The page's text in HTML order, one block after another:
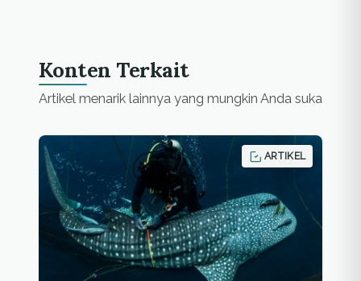
Konten Terkait
Artikel menarik lainnya yang mungkin Anda suka
ARTIKEL